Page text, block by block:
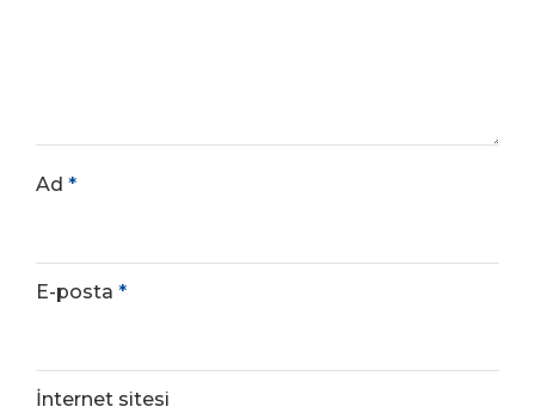
Ad *
E-posta *
İnternet sitesi